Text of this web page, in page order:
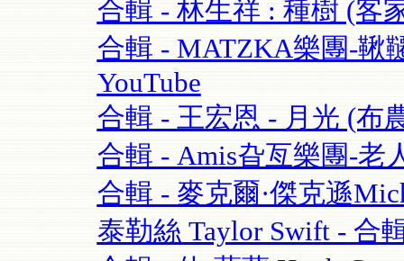
合輯 - 林生祥 : 種樹 (客
合輯 - MATZKA樂團-鞦
YouTube
合輯 - 王宏恩 - 月光 (布
合輯 - Amis旮亙樂團-老
合輯 - 麥克爾·傑克遜
泰勒絲 Taylor Swift - 合